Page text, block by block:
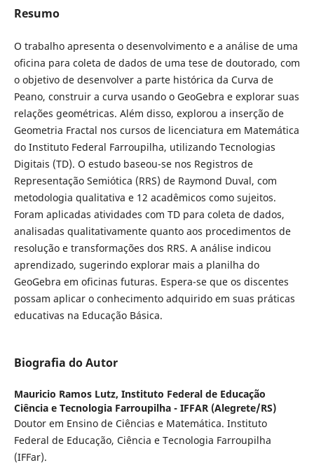
Resumo
O trabalho apresenta o desenvolvimento e a análise de uma
oficina para coleta de dados de uma tese de doutorado, com
o objetivo de desenvolver a parte histórica da Curva de
Peano, construir a curva usando o GeoGebra e explorar suas
relações geométricas. Além disso, explorou a inserção de
Geometria Fractal nos cursos de licenciatura em Matemática
do Instituto Federal Farroupilha, utilizando Tecnologias
Digitais (TD). O estudo baseou-se nos Registros de
Representação Semiótica (RRS) de Raymond Duval, com
metodologia qualitativa e 12 acadêmicos como sujeitos.
Foram aplicadas atividades com TD para coleta de dados,
analisadas qualitativamente quanto aos procedimentos de
resolução e transformações dos RRS. A análise indicou
aprendizado, sugerindo explorar mais a planilha do
GeoGebra em oficinas futuras. Espera-se que os discentes
possam aplicar o conhecimento adquirido em suas práticas
educativas na Educação Básica.
Biografia do Autor
Mauricio Ramos Lutz, Instituto Federal de Educação
Ciência e Tecnologia Farroupilha - IFFAR (Alegrete/RS)
Doutor em Ensino de Ciências e Matemática. Instituto
Federal de Educação, Ciência e Tecnologia Farroupilha
(IFFar).